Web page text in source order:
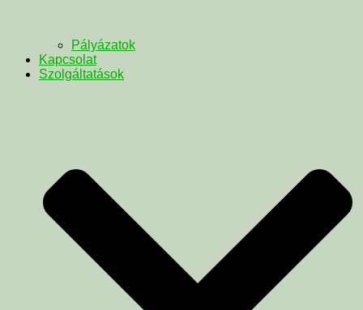
Pályázatok
Kapcsolat
Szolgáltatások